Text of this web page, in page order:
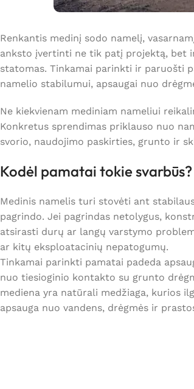
Renkantis medinį sodo namelį,
anksto įvertinti ne tik patį projektą, bet
statomas. Tinkamai parinkti ir paruošti
namelio stabilumui, apsaugai nuo
Ne kiekvienam mediniam nameliui
Konkretus sprendimas priklauso nuo
svorio, naudojimo paskirties, grunto ir
Kodėl pamatai tokie svarbūs?
Medinis namelis turi stovėti ant
pagrindo. Jei pagrindas netolygus,
atsirasti durų ar langų varstymo
ar kitų eksploatacinių nepatogumų.
Tinkamai parinkti pamatai padeda
nuo tiesioginio kontakto su grunto
mediena yra natūrali medžiaga, kurios
apsauga nuo vandens, drėgmės ir